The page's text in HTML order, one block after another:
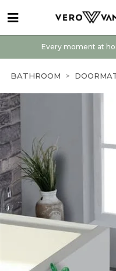
Every moment at
BATHROOM